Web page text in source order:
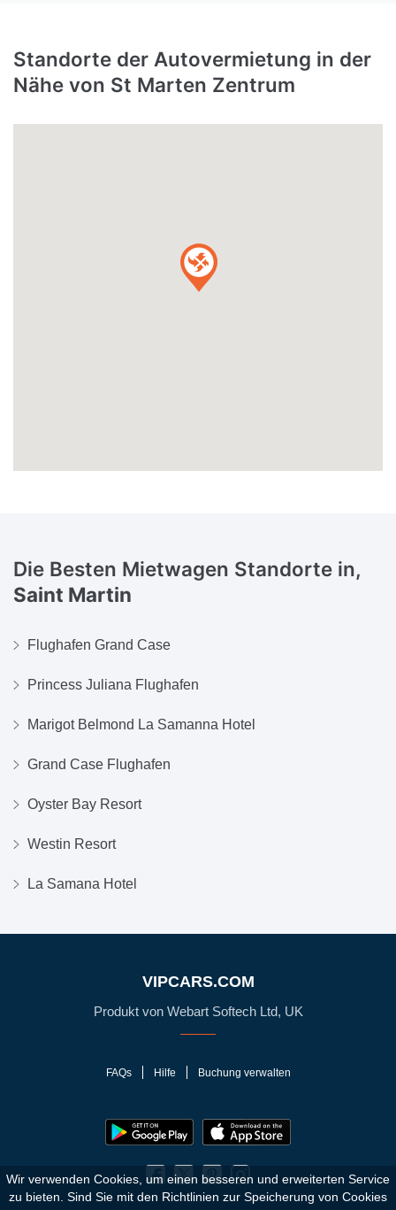
Standorte der Autovermietung in der
Nähe von St Marten Zentrum
Die Besten Mietwagen Standorte in,
Saint Martin
Flughafen Grand Case
Princess Juliana Flughafen
Marigot Belmond La Samanna Hotel
Grand Case Flughafen
Oyster Bay Resort
Westin Resort
La Samana Hotel
VIPCARS.COM
Produkt von Webart Softech Ltd, UK
FAQs Hilfe Buchung verwalten
Wir verwenden Cookies, um einen besseren und erweiterten Service
zu bieten. Sind Sie mit den Richtlinien zur Speicherung von Cookies